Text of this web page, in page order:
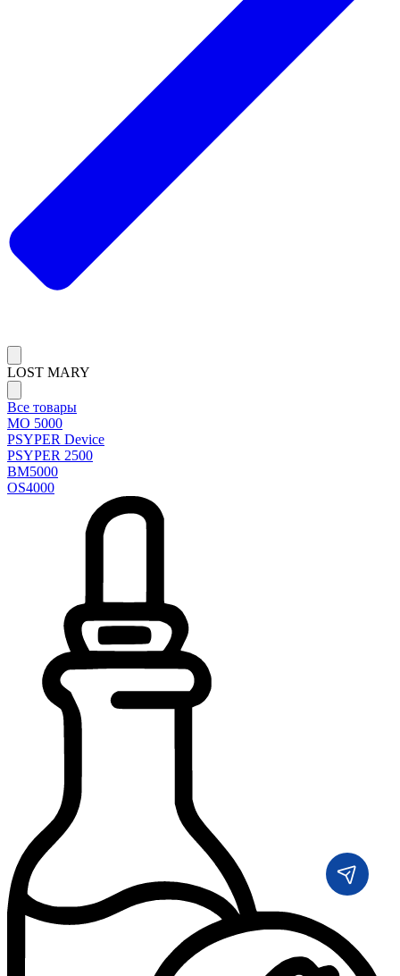
LOST MARY
Все товары
MO 5000
PSYPER Device
PSYPER 2500
BM5000
OS4000